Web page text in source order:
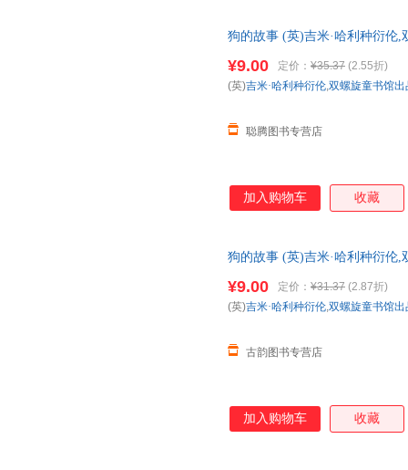
狗的故事 (英)吉米·哈利种衍伦
¥9.00 定价： ¥35.37 (2.55折)
聪腾图书专营店
(英)吉米·哈利种衍伦,双螺旋童书馆出
加入购物车 收藏
狗的故事 (英)吉米·哈利种衍伦
¥9.00 定价： ¥31.37 (2.87折)
古韵图书专营店
(英)吉米·哈利种衍伦,双螺旋童书馆出
加入购物车 收藏